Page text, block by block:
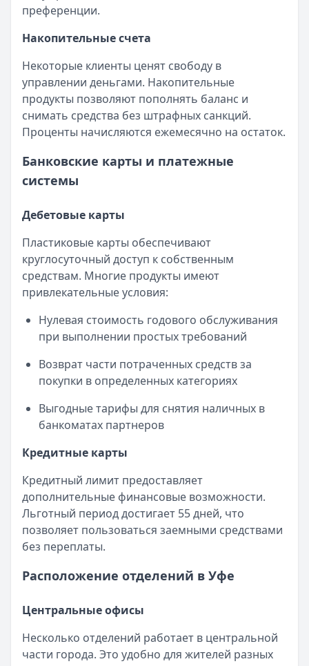
преференции.
Накопительные счета
Некоторые клиенты ценят свободу в
управлении деньгами. Накопительные
продукты позволяют пополнять баланс и
снимать средства без штрафных санкций.
Проценты начисляются ежемесячно на остаток.
Банковские карты и платежные
системы
Дебетовые карты
Пластиковые карты обеспечивают
круглосуточный доступ к собственным
средствам. Многие продукты имеют
привлекательные условия:
Нулевая стоимость годового обслуживания
при выполнении простых требований
Возврат части потраченных средств за
покупки в определенных категориях
Выгодные тарифы для снятия наличных в
банкоматах партнеров
Кредитные карты
Кредитный лимит предоставляет
дополнительные финансовые возможности.
Льготный период достигает 55 дней, что
позволяет пользоваться заемными средствами
без переплаты.
Расположение отделений в Уфе
Центральные офисы
Несколько отделений работает в центральной
части города. Это удобно для жителей разных